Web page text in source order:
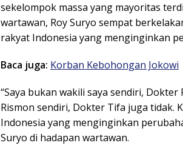
sekelompok massa yang mayoritas
wartawan, Roy Suryo sempat
rakyat Indonesia yang menginginkan
Baca juga: Korban Kebohongan Jokowi
“Saya bukan wakili saya sendiri,
Rismon sendiri, Dokter Tifa juga tidak.
Indonesia yang menginginkan
Suryo di hadapan wartawan.